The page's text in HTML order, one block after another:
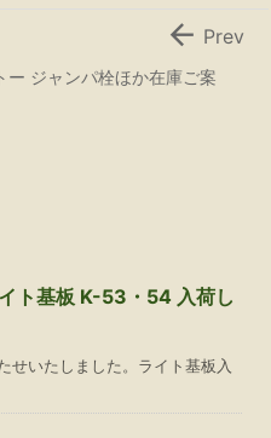
ー ジャンパ栓ほか在庫ご案
 Prev
ト基板 K-53・54 入荷し
せいたしました。ライト基板入